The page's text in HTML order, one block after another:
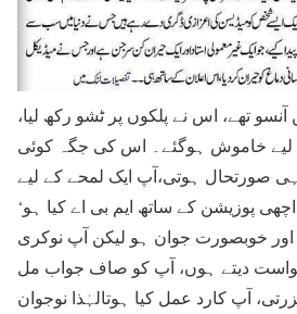
تھے، اس نے پلکوں پر ٹشو رکھ لیا،
خاموش ہوگئے۔ اس کی جگہ کوئی
صورتحال ہوتی،آپ ایک لمحے کے لیے
پوزیشن کے ساتھ ایم بی اے کیا ہو‘
خوبصورت جوان ہو لیکن آپ نوکری
دیتے ہوں، آپ کو صاف جواب مل
آپ کارد عمل کیا ہوتالہٰذا نوجوان